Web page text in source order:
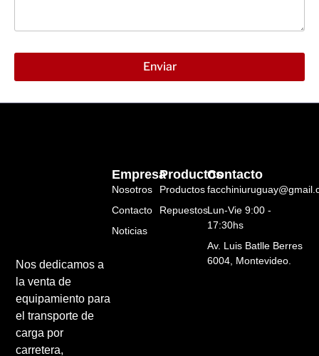
Enviar
Nos dedicamos a
la venta de
equipamiento para
el transporte de
carga por
carretera,
Productos
Productos
Repuestos
Empresa
Nosotros
Contacto
Noticias
Contacto
Lun-Vie 9:00 -
17:30hs
Av. Luis Batlle Berres
6004, Montevideo.